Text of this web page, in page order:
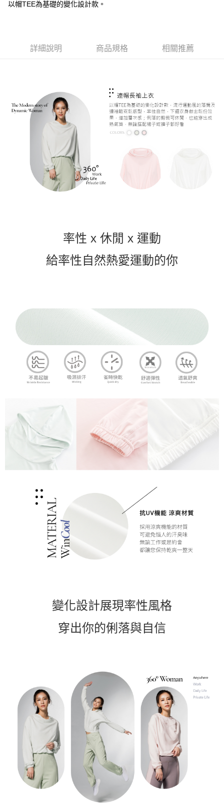
每筆NT$60，滿NT$1,000(含以上)免運費
7-11取貨付款
每筆NT$60，滿NT$1,000(含以上)免運費
每筆NT$60，滿NT$1,000(含以上)免運費
每筆NT$120，滿NT$1,000(含以上)免運費
以帽TEE為基礎的變化設計款。
詳細說明 商品規格 相關推薦
率性 x 休閒 x 運動
給率性自然熱愛運動的你
變化設計展現率性風格
穿出你的俐落與自信